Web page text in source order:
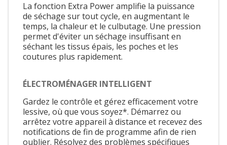
La fonction Extra Power amplifie la puissance
de séchage sur tout cycle, en augmentant le
temps, la chaleur et le culbutage. Une pression
permet d'éviter un séchage insuffisant en
séchant les tissus épais, les poches et les
coutures plus rapidement.
ÉLECTROMÉNAGER INTELLIGENT
Gardez le contrôle et gérez efficacement votre
lessive, où que vous soyez*. Démarrez ou
arrêtez votre appareil à distance et recevez des
notifications de fin de programme afin de rien
oublier. Résolvez des problèmes spécifiques